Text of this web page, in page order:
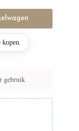
gebruik